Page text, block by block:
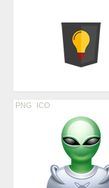
PNG ICO